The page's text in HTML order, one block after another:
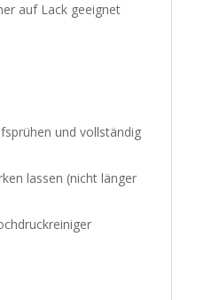
auf Lack geeignet
und vollständig
lassen (nicht länger